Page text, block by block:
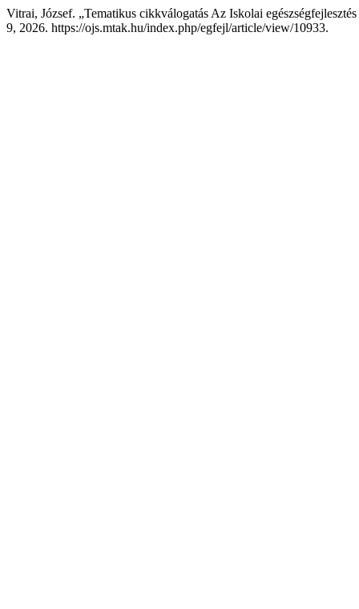
Vitrai, József. „Tematikus cikkválogatás Az Iskolai
9, 2026. https://ojs.mtak.hu/index.php/egfejl/article/view/10933.